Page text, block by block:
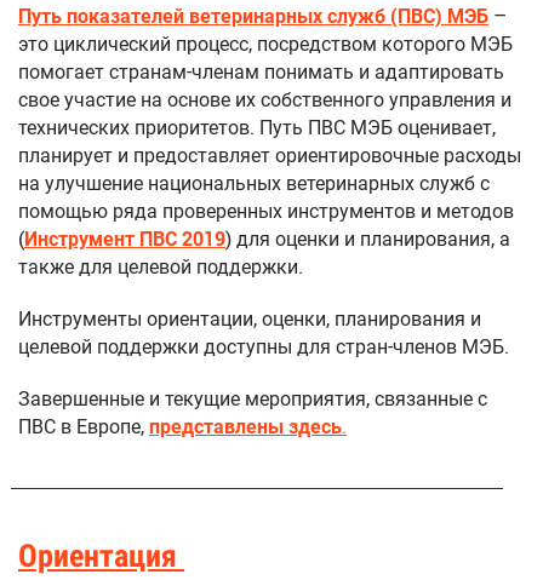
Путь показателей ветеринарных служб (ПВС) МЭБ –
это циклический процесс, посредством которого МЭБ
помогает странам-членам понимать и адаптировать
свое участие на основе их собственного управления и
технических приоритетов. Путь ПВС МЭБ оценивает,
планирует и предоставляет ориентировочные расходы
на улучшение национальных ветеринарных служб с
помощью ряда проверенных инструментов и методов
(Инструмент ПВС 2019) для оценки и планирования, а
также для целевой поддержки.
Инструменты ориентации, оценки, планирования и
целевой поддержки доступны для стран-членов МЭБ.
Завершенные и текущие мероприятия, связанные с
ПВС в Европе,представлены здесь.
Ориентация